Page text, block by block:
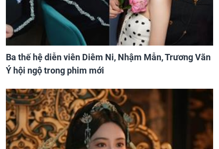
Ba thế hệ diễn viên Diêm Ni, Nhậm Mẫn, Trương Vãn
Ý hội ngộ trong phim mới